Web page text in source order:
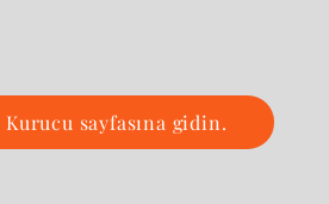
Kurucu sayfasına gidin.